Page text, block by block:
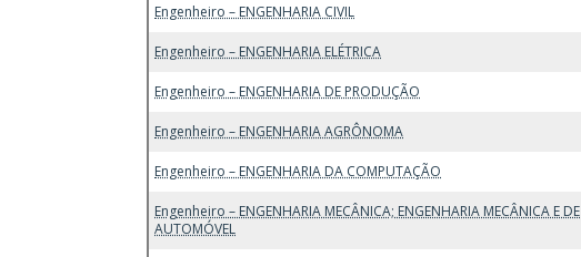
Engenheiro – ENGENHARIA CIVIL
Engenheiro – ENGENHARIA ELÉTRICA
Engenheiro – ENGENHARIA DE PRODUÇÃO
Engenheiro – ENGENHARIA AGRÔNOMA
Engenheiro – ENGENHARIA DA COMPUTAÇÃO
Engenheiro – ENGENHARIA MECÂNICA; ENGENHARIA MECÂNICA E DE
AUTOMÓVEL